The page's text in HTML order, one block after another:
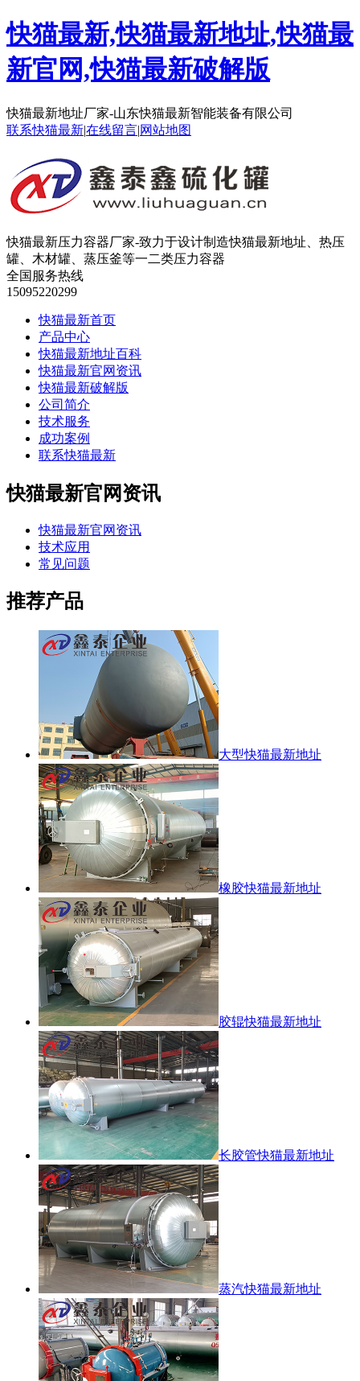
快猫最新,快猫最新地址,快猫最
新官网,快猫最新破解版
快猫最新地址厂家-山东快猫最新智能装备有限公司
联系快猫最新|在线留言|网站地图
快猫最新压力容器厂家-致力于设计制造快猫最新地址、热压
罐、木材罐、蒸压釜等一二类压力容器
全国服务热线
15095220299
快猫最新首页
产品中心
快猫最新地址百科
快猫最新官网资讯
快猫最新破解版
公司简介
技术服务
成功案例
联系快猫最新
快猫最新官网资讯
快猫最新官网资讯
技术应用
常见问题
推荐产品
大型快猫最新地址
橡胶快猫最新地址
胶辊快猫最新地址
长胶管快猫最新地址
蒸汽快猫最新地址